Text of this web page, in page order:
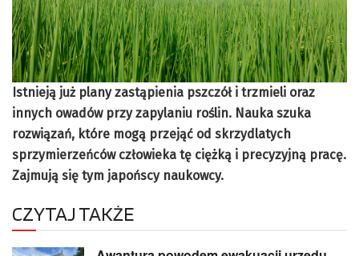
Istnieją już plany zastąpienia pszczół i trzmieli oraz
innych owadów przy zapylaniu roślin. Nauka szuka
rozwiązań, które mogą przejąć od skrzydlatych
sprzymierzeńców człowieka tę ciężką i precyzyjną pracę.
Zajmują się tym japońscy naukowcy.
CZYTAJ TAKŻE